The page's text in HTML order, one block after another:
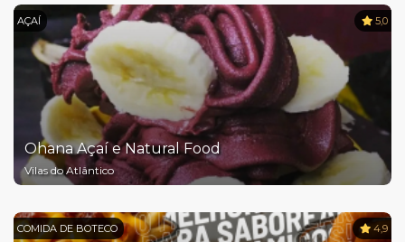
AÇAÍ 5,0
Ohana Açaí e Natural Food
Vilas do Atlântico
COMIDA DE BOTECO 4,9